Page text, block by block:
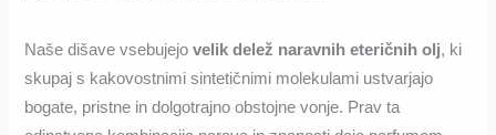
Naše dišave vsebujejovelik delež naravnih eteričnih olj, ki
skupaj s kakovostnimi sintetičnimi molekulami ustvarjajo
bogate, pristne in dolgotrajno obstojne vonje. Prav ta